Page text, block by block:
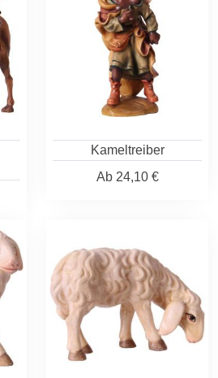
Kameltreiber
Ab24,10 €